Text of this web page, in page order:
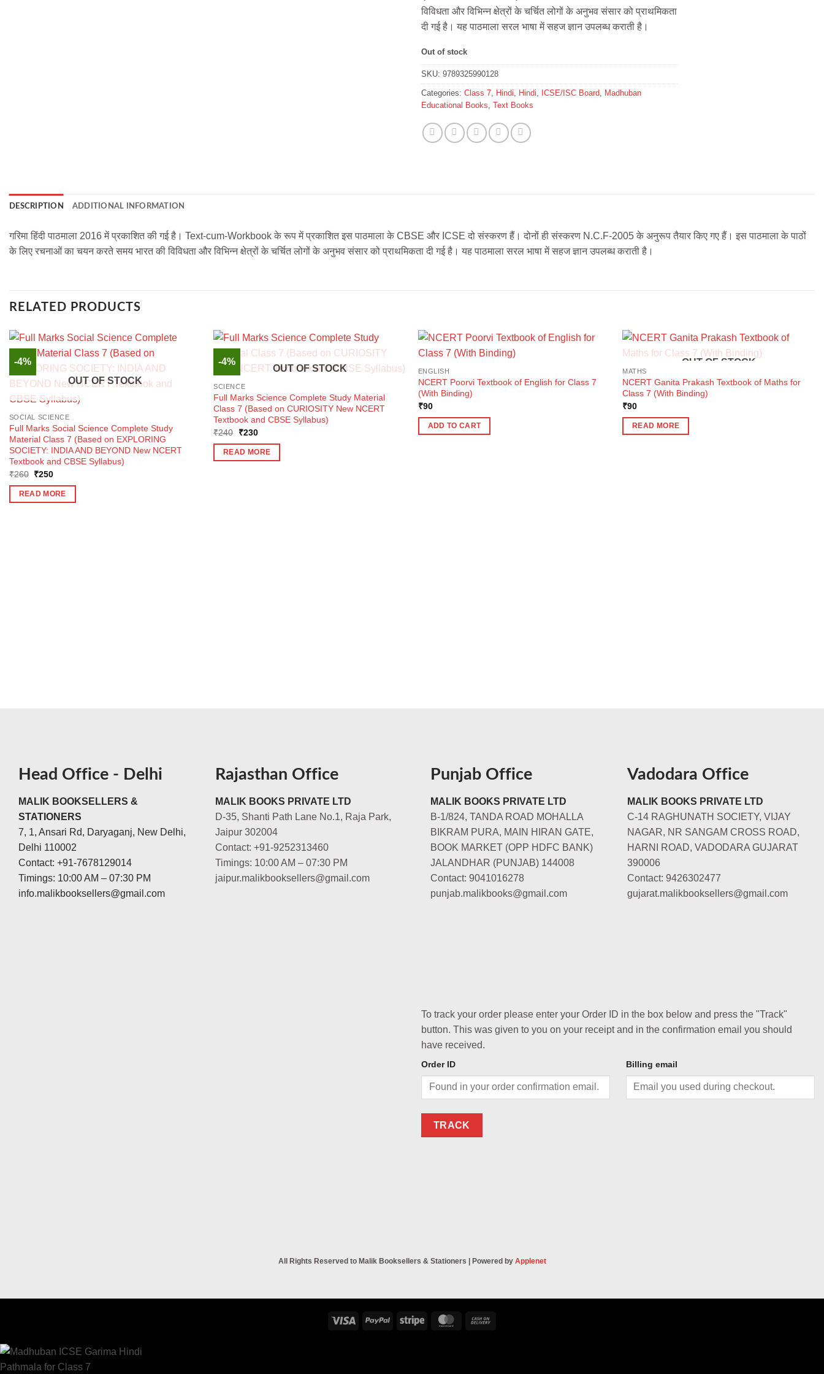
विविधता और विभिन्न क्षेत्रों के चर्चित लोगों के अनुभव संसार को प्राथमिकता
दी गई है। यह पाठमाला सरल भाषा में सहज ज्ञान उपलब्ध कराती है।
Out of stock
SKU: 9789325990128
Categories: Class 7, Hindi, Hindi, ICSE/ISC Board, Madhuban
Educational Books, Text Books
DESCRIPTION ADDITIONAL INFORMATION
गरिमा हिंदी पाठमाला 2016 में प्रकाशित की गई है। Text-cum-Workbook के रूप में प्रकाशित इस पाठमाला के CBSE और ICSE दो संस्करण हैं। दोनों ही संस्करण N.C.F-2005 के अनुरूप तैयार किए गए हैं। इस पाठमाला के पाठों
के लिए रचनाओं का चयन करते समय भारत की विविधता और विभिन्न क्षेत्रों के चर्चित लोगों के अनुभव संसार को प्राथमिकता दी गई है। यह पाठमाला सरल भाषा में सहज ज्ञान उपलब्ध कराती है।
RELATED PRODUCTS
-4%
OUT OF STOCK
SOCIAL SCIENCE
Full Marks Social Science Complete Study
Material Class 7 (Based on EXPLORING
SOCIETY: INDIA AND BEYOND New NCERT
Textbook and CBSE Syllabus)
₹260 Original
was:
₹260.
₹250Current
is:
₹250.
READ MORE
-4%
OUT OF STOCK
SCIENCE
Full Marks Science Complete Study Material
Class 7 (Based on CURIOSITY New NCERT
Textbook and CBSE Syllabus)
₹240
Original
was:
₹240.
₹230Current
is:
₹230.
READ MORE
ENGLISH
NCERT Poorvi Textbook of English for Class 7
(With Binding)
₹90
ADD TO CART
OUT OF STOCK
MATHS
NCERT Ganita Prakash Textbook of Maths for
Class 7 (With Binding)
₹90
READ MORE
Head Office - Delhi
MALIK BOOKSELLERS &
STATIONERS
7, 1, Ansari Rd, Daryaganj, New Delhi,
Delhi 110002
Contact: +91-7678129014
Timings: 10:00 AM – 07:30 PM
info.malikbooksellers@gmail.com
Rajasthan Office
MALIK BOOKS PRIVATE LTD
D-35, Shanti Path Lane No.1, Raja Park,
Jaipur 302004
Contact: +91-9252313460
Timings: 10:00 AM – 07:30 PM
jaipur.malikbooksellers@gmail.com
Punjab Office
MALIK BOOKS PRIVATE LTD
B-1/824, TANDA ROAD MOHALLA
BIKRAM PURA, MAIN HIRAN GATE,
BOOK MARKET (OPP HDFC BANK)
JALANDHAR (PUNJAB) 144008
Contact: 9041016278
punjab.malikbooks@gmail.com
Vadodara Office
MALIK BOOKS PRIVATE LTD
C-14 RAGHUNATH SOCIETY, VIJAY
NAGAR, NR SANGAM CROSS ROAD,
HARNI ROAD, VADODARA GUJARAT
390006
Contact: 9426302477
gujarat.malikbooksellers@gmail.com
To track your order please enter your Order ID in the box below and press the "Track"
button. This was given to you on your receipt and in the confirmation email you should
have received.
Order ID Billing email
TRACK
All Rights Reserved to Malik Booksellers & Stationers | Powered by Applenet
Visa PayPal Stripe MasterCard